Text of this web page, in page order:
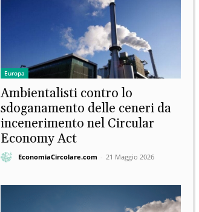
Europa
Ambientalisti contro lo
sdoganamento delle ceneri da
incenerimento nel Circular
Economy Act
EconomiaCircolare.com - 21 Maggio 2026